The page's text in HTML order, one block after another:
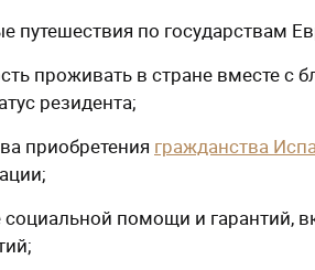
путешествия по государствам
проживать в стране вместе с
резидента;
приобретения гражданства
социальной помощи и гарантий,